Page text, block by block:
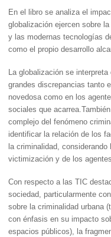
En el libro se analiza el
globalización ejercen sobre
y las modernas tecnologías
como el propio desarrollo
La globalización se
grandes discrepancias tanto
novedosa como en los
sociales que
complejo del fenómeno
identificar la relación de los
la criminalidad,
victimización y de los
Con respecto a lasTIC
sociedad, particularmente
sobre la criminalidad urbana
con énfasis en su impacto
espacios públicos), la